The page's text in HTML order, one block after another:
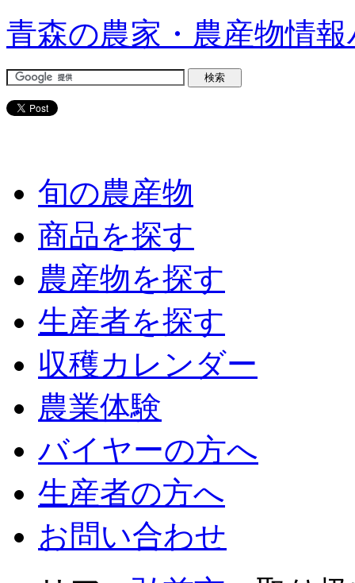
青森の農家・農産物情
旬の農産物
商品を探す
農産物を探す
生産者を探す
収穫カレンダー
農業体験
バイヤーの方へ
生産者の方へ
お問い合わせ